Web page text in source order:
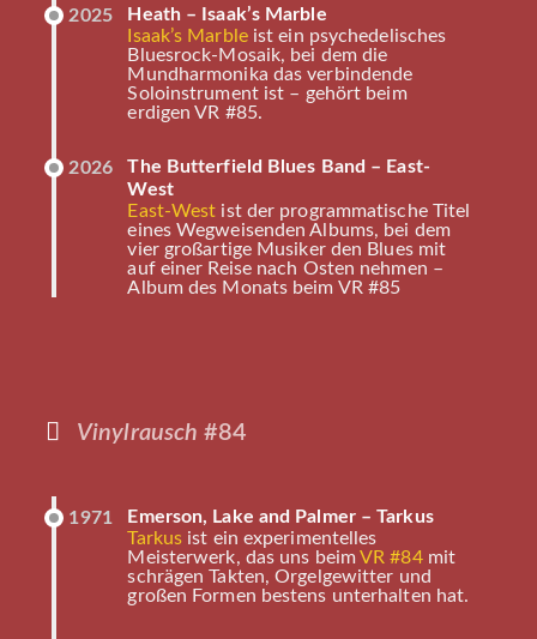
Vinylrausch #84
1971
Emerson, Lake and Palmer – Tarkus
Tarkus ist ein experimentelles
Meisterwerk, das uns beimVR #84mit
schrägen Takten, Orgelgewitter und
großen Formen bestens unterhalten hat.
2025
Heath – Isaak’s Marble
Isaak’s Marbleist ein psychedelisches
Bluesrock-Mosaik, bei dem die
Mundharmonika das verbindende
Soloinstrument ist – gehört beim
erdigen VR #85.
2026
The Butterfield Blues Band – East-
West
East-West ist der programmatische Titel
eines Wegweisenden Albums, bei dem
vier großartige Musiker den Blues mit
auf einer Reise nach Osten nehmen –
Album des Monats beim VR #85